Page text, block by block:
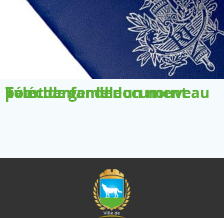
Télécharger le document pour demander un nouveau livret de famille